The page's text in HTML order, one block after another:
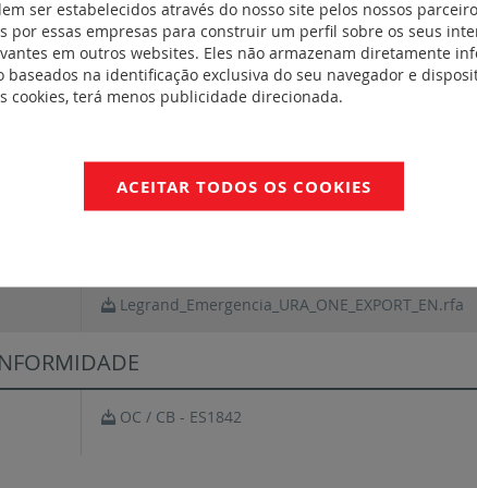
Difusor opal. Produto 100% reciclável no final da sua vida
FichaTécnica_S000083576FR-2
Legrand_Emergencia_URA_ONE_EXPORT_EN.rfa
OC / CB - ES1842
ser estabelecidos através do nosso site pelos nossos
por essas empresas para construir um perfil sobre os seus
em outros websites. Eles não armazenam diretamente
baseados na identificação exclusiva do seu navegador e
cookies, terá menos publicidade direcionada.
ACEITAR TODOS OS COOKIES